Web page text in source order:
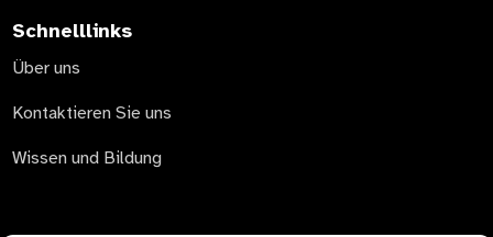
Schnelllinks
Über uns
Kontaktieren Sie uns
Wissen und Bildung